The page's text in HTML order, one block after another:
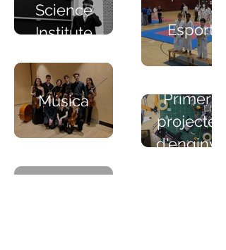
Science
Institute
Esport
Música
Primers
projectes